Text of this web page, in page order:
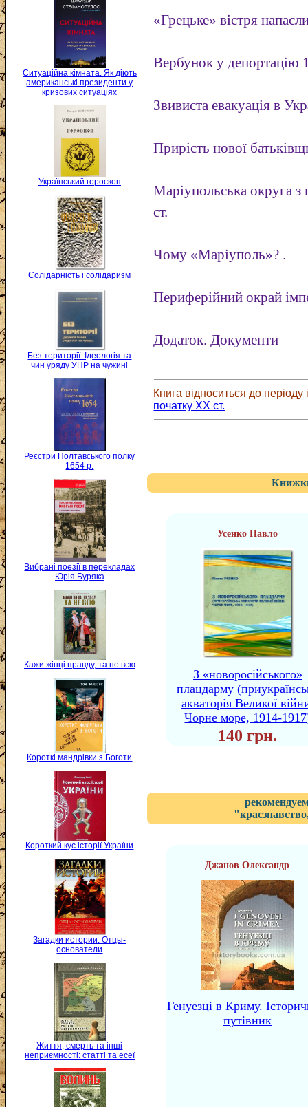
Ситуаційна кімната. Як діють
американські президенти у
кризових ситуаціях
Український гороскоп
Солідарність і солідаризм
Без території. Ідеологія та
чин уряду УНР на чужині
Реєстри Полтавського полку
1654 р.
Вибрані поезії в перекладах
Юрія Буряка
Кажи жінці правду, та не всю
Короткі мандрівки з Боготи
Короткий кус історії України
Загадки истории. Отцы-
основатели
Життя, смерть та інші
неприємності: статті та есеї
«Грецьке» вістря
Вербунок у депортацію
Звивиста евакуація в
Прирість нової
Маріупольська округа з
ст.
Чому «Маріуполь»? .
Периферійний окрай
Додаток. Документи
Книга відноситься до періоду
початку XX ст.
Усенко Павло
З «новоросійського»
плацдарму
акваторія Великої
Чорне море, 1914-
140 грн.
Джанов Олександр
Генуезці в Криму.
путівник